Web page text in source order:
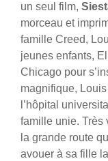
un seul film,
morceau et
famille Creed,
jeunes enfants,
Chicago pour
magnifique,
l’hôpital
famille unie. Très
la grande route
avouer à sa fille